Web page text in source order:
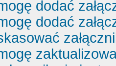
dodać
dodać